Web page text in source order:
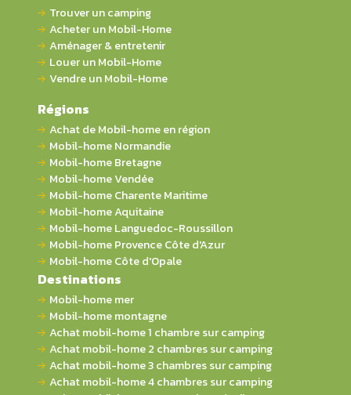
Trouver un camping
Acheter un Mobil-Home
Aménager & entretenir
Louer un Mobil-Home
Vendre un Mobil-Home
Régions
Achat de Mobil-home en région
Mobil-home Normandie
Mobil-home Bretagne
Mobil-home Vendée
Mobil-home Charente Maritime
Mobil-home Aquitaine
Mobil-home Languedoc-Roussillon
Mobil-home Provence Côte d'Azur
Mobil-home Côte d'Opale
Destinations
Mobil-home mer
Mobil-home montagne
Achat mobil-home 1 chambre sur camping
Achat mobil-home 2 chambres sur camping
Achat mobil-home 3 chambres sur camping
Achat mobil-home 4 chambres sur camping